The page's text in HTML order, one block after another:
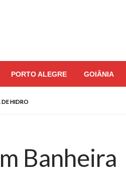
PORTO ALEGRE GOIÂNIA
DE HIDRO
Banheira